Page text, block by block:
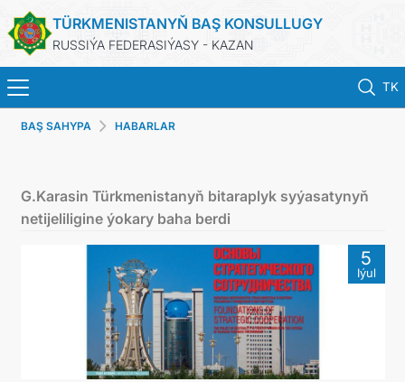
TÜRKMENISTANYŇ BAŞ KONSULLUGY
RUSSIÝA FEDERASIÝASY - KAZAN
TK
ГЛАВНАЯ
КОНСУЛЬСКИЕ УСЛУГИ
ОБ ОРГАНИЗАЦИИ
ОБЪЯВЛЕНИЯ
BAŞ SAHYPA HABARLAR
G.Karasin Türkmenistanyň bitaraplyk syýasatynyň
netijeliligine ýokary baha berdi
5
Iýul